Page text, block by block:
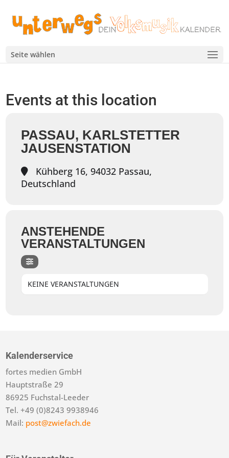
Seite wählen
Events at this location
PASSAU, KARLSTETTER
JAUSENSTATION
Kühberg 16, 94032 Passau,
Deutschland
ANSTEHENDE
VERANSTALTUNGEN
KEINE VERANSTALTUNGEN
Kalenderservice
fortes medien GmbH
Hauptstraße 29
86925 Fuchstal-Leeder
Tel. +49 (0)8243 9938946
Mail: post@zwiefach.de